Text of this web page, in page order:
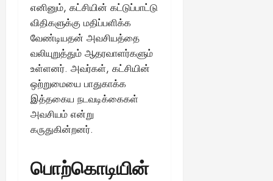
எனினும், கட்சியின் கட்டுப்பாட்டு
விதிகளுக்கு மதிப்பளிக்க
வேண்டியதன் அவசியத்தை
வலியுறுத்தும் ஆதரவாளர்களும்
உள்ளனர். அவர்கள், கட்சியின்
ஒற்றுமையை பாதுகாக்க
இத்தகைய நடவடிக்கைகள்
அவசியம் என்று
கருதுகின்றனர்.
பொற்கொடியின்